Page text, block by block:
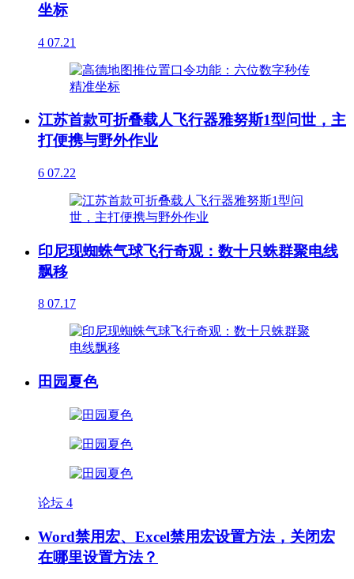
坐标
4 07.21
江苏首款可折叠载人飞行器雅努斯1型问世，主
打便携与野外作业
6 07.22
印尼现蜘蛛气球飞行奇观：数十只蛛群聚电线
飘移
8 07.17
田园夏色
论坛 4
Word禁用宏、Excel禁用宏设置方法，关闭宏
在哪里设置方法？